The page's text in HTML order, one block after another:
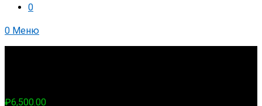
0
0 Меню
₽6,500.00